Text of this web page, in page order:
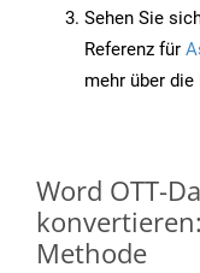
Sehen Sie
Referenz für
mehr über die
Word OTT-
Methode